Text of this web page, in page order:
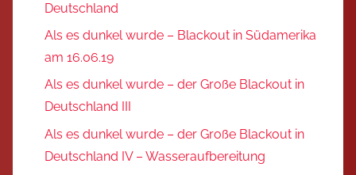
Deutschland
Als es dunkel wurde – Blackout in Südamerika
am 16.06.19
Als es dunkel wurde – der Große Blackout in
Deutschland III
Als es dunkel wurde – der Große Blackout in
Deutschland IV – Wasseraufbereitung